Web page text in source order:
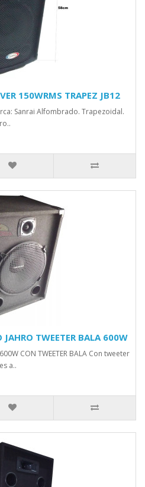
150WRMS TRAPEZ JB12
Sanrai Alfombrado. Trapezoidal.
TWEETER BALA 600W
CON TWEETER BALA Con tweeter
a..